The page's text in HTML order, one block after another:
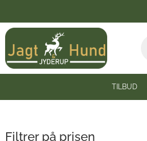
TILBUD
Filtrer på prisen